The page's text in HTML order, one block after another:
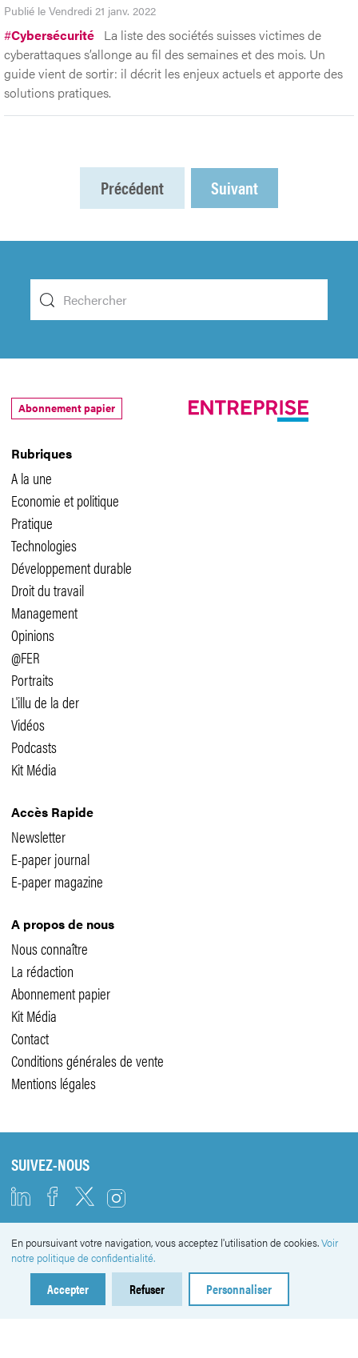
Publié le Vendredi 21 janv. 2022
#Cybersécurité La liste des sociétés suisses victimes de
cyberattaques s’allonge au fil des semaines et des mois. Un
guide vient de sortir: il décrit les enjeux actuels et apporte des
solutions pratiques.
Précédent Suivant
Rubriques
A la une
Economie et politique
Pratique
Technologies
Développement durable
Droit du travail
Management
Opinions
@FER
Portraits
L'illu de la der
Vidéos
Podcasts
Kit Média
Accès Rapide
Newsletter
E-paper journal
E-paper magazine
A propos de nous
Nous connaître
La rédaction
Abonnement papier
Kit Média
Contact
Conditions générales de vente
Mentions légales
Abonnement papier
SUIVEZ-NOUS
NEWSLETTER
En poursuivant votre navigation, vous acceptez l'utilisation de cookies.Voir
notre politique de confidentialité.
Accepter Refuser Personnaliser